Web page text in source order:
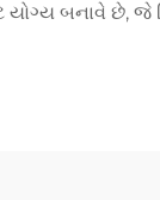
બનાવે છે, જે